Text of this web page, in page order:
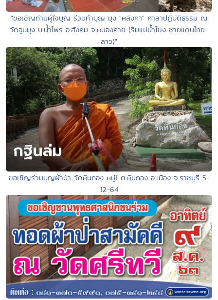
"ขอเชิญท่านผู้ใจบุญ ร่วมทำบุญ มุง "หลังคา" ศาลาปฏิบัติธรรม ณ
วัดอูบมุง บ.น้ำไพร อ.สังคม จ.หนองคาย (ริมแม่น้ำโขง ชายแดนไทย-
ลาว)"
ขอเชิญร่วมบุญผ้าป่า วัดหินกอง หมู่1 ต.หินกอง อ.เมือง จ.ราชบุรี 5-
12-64